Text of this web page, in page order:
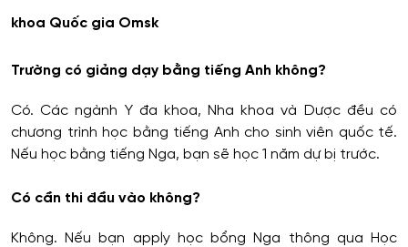
khoa Quốc gia Omsk
Trường có giảng dạy bằng tiếng Anh không?
Có. Các ngành Y đa khoa, Nha khoa và Dược đều có
chương trình học bằng tiếng Anh cho sinh viên quốc tế.
Nếu học bằng tiếng Nga, bạn sẽ học 1 năm dự bị trước.
Có cần thi đầu vào không?
Không. Nếu bạn apply học bổng Nga thông qua Học